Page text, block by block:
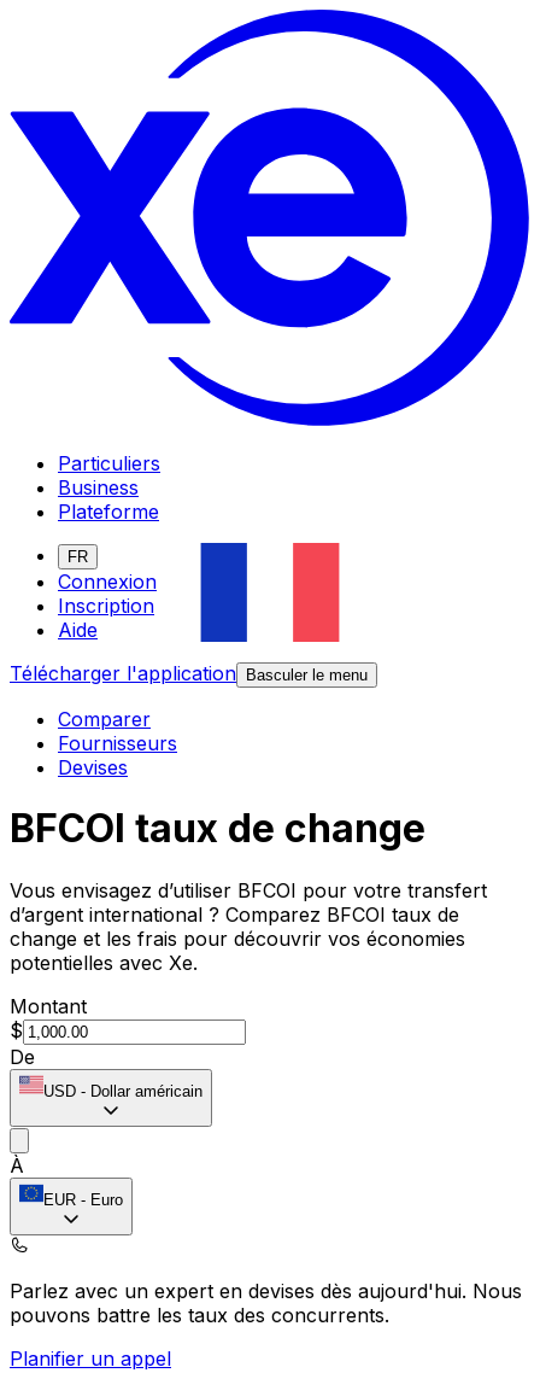
Particuliers
Business
Plateforme
FR
Connexion
Inscription
Aide
Télécharger l'application
Basculer le menu
Comparer
Fournisseurs
Devises
BFCOI taux de change
Vous envisagez d’utiliser BFCOI pour votre transfert
d’argent international ? Comparez BFCOI taux de
change et les frais pour découvrir vos économies
potentielles avec Xe.
Montant
$
De
USD - Dollar américain
À
EUR - Euro
Parlez avec un expert en devises dès aujourd'hui. Nous
pouvons battre les taux des concurrents.
Planifier un appel